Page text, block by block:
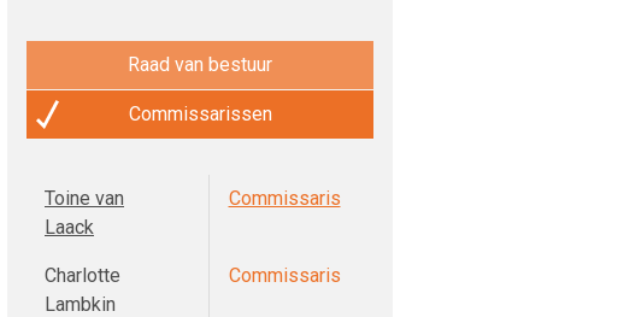
Raad van bestuur
Commissarissen
Toine van
Laack
Commissaris
Charlotte
Lambkin
Commissaris